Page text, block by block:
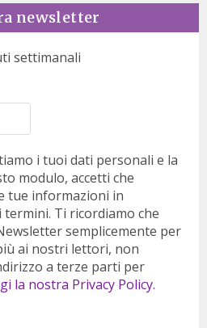
newsletter
settimanali
i tuoi dati personali e la
modulo, accetti che
tue informazioni in
Ti ricordiamo che
semplicemente per
ai nostri lettori, non
a terze parti per
la nostra Privacy Policy.